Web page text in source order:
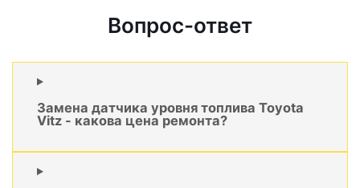
Вопрос-ответ
Замена датчика уровня топлива Toyota
Vitz - какова цена ремонта?